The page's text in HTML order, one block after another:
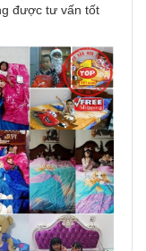
được tư vấn tốt